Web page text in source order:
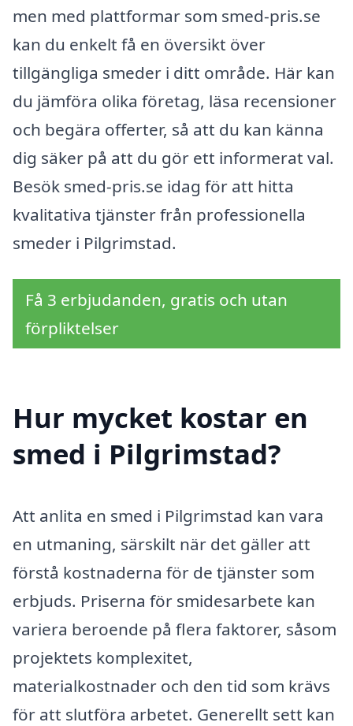
men med plattformar som smed-pris.se
kan du enkelt få en översikt över
tillgängliga smeder i ditt område. Här kan
du jämföra olika företag, läsa recensioner
och begära offerter, så att du kan känna
dig säker på att du gör ett informerat val.
Besök smed-pris.se idag för att hitta
kvalitativa tjänster från professionella
smeder i Pilgrimstad.
Få 3 erbjudanden, gratis och utan
förpliktelser
Hur mycket kostar en
smed i Pilgrimstad?
Att anlita en smed i Pilgrimstad kan vara
en utmaning, särskilt när det gäller att
förstå kostnaderna för de tjänster som
erbjuds. Priserna för smidesarbete kan
variera beroende på flera faktorer, såsom
projektets komplexitet,
materialkostnader och den tid som krävs
för att slutföra arbetet. Generellt sett kan